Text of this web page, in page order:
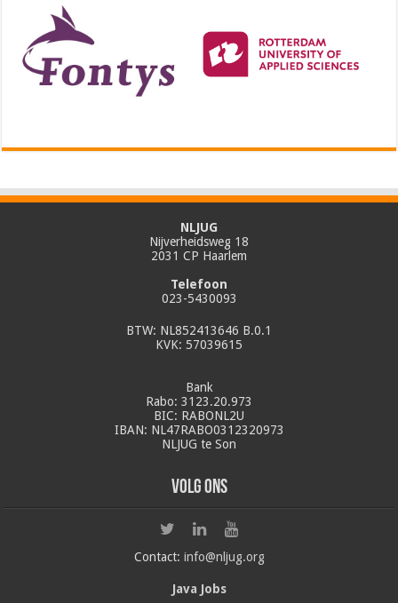
NLJUG
Nijverheidsweg 18
2031 CP Haarlem
Telefoon
023-5430093
BTW: NL852413646 B.0.1
KVK: 57039615
Bank
Rabo: 3123.20.973
BIC: RABONL2U
IBAN: NL47RABO0312320973
NLJUG te Son
Volg ons
Contact: info@nljug.org
Java Jobs